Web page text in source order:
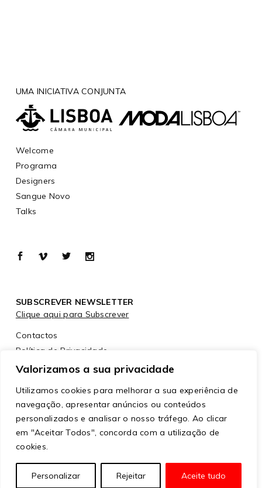
Valorizamos a sua privacidade
Utilizamos cookies para melhorar a sua experiência de
navegação, apresentar anúncios ou conteúdos
personalizados e analisar o nosso tráfego. Ao clicar
em "Aceitar Todos", concorda com a utilização de
cookies.
Personalizar Rejeitar Aceite tudo
UMA INICIATIVA CONJUNTA
Welcome
Programa
Designers
Sangue Novo
Talks
SUBSCREVER NEWSLETTER
Clique aqui para Subscrever
Contactos
Política de Privacidade
Política de Cookies
© Copyright ModaLisboa™ – Todos os direitos